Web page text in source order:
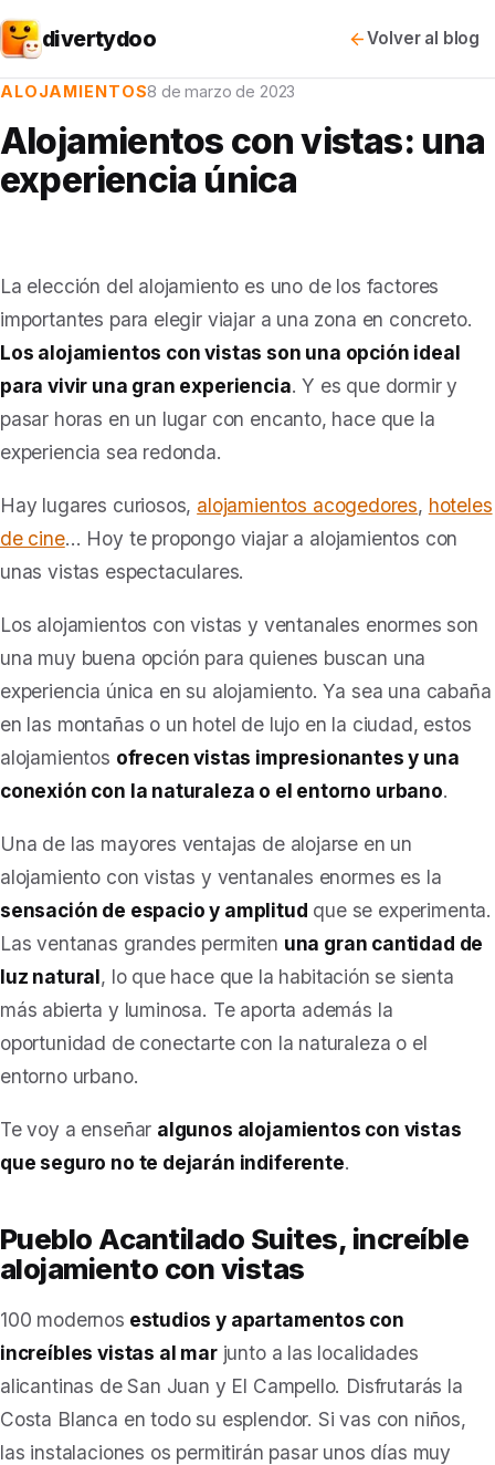
divertydoo Volver al blog
ALOJAMIENTOS8 de marzo de 2023
Alojamientos con vistas: una
experiencia única
La elección del alojamiento es uno de los factores
importantes para elegir viajar a una zona en concreto.
Los alojamientos con vistas son una opción ideal
para vivir una gran experiencia. Y es que dormir y
pasar horas en un lugar con encanto, hace que la
experiencia sea redonda.
Hay lugares curiosos, alojamientos acogedores, hoteles
de cine… Hoy te propongo viajar a alojamientos con
unas vistas espectaculares.
Los alojamientos con vistas y ventanales enormes son
una muy buena opción para quienes buscan una
experiencia única en su alojamiento. Ya sea una cabaña
en las montañas o un hotel de lujo en la ciudad, estos
alojamientos ofrecen vistas impresionantes y una
conexión con la naturaleza o el entorno urbano.
Una de las mayores ventajas de alojarse en un
alojamiento con vistas y ventanales enormes es la
sensación de espacio y amplitud que se experimenta.
Las ventanas grandes permiten una gran cantidad de
luz natural, lo que hace que la habitación se sienta
más abierta y luminosa. Te aporta además la
oportunidad de conectarte con la naturaleza o el
entorno urbano.
Te voy a enseñar algunos alojamientos con vistas
que seguro no te dejarán indiferente.
Pueblo Acantilado Suites, increíble
alojamiento con vistas
100 modernos estudios y apartamentos con
increíbles vistas al marjunto a las localidades
alicantinas de San Juan y El Campello. Disfrutarás la
Costa Blanca en todo su esplendor. Si vas con niños,
las instalaciones os permitirán pasar unos días muy